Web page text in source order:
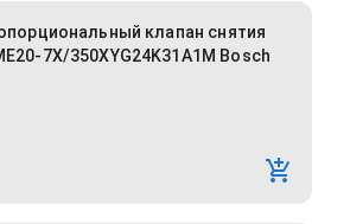
клапан снятия
7X/350XYG24K31A1M Bosch